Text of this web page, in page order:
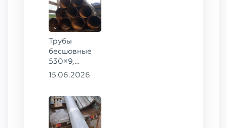
Трубы
бесшовные
530×9,
530×10 ст.
15.06.2026